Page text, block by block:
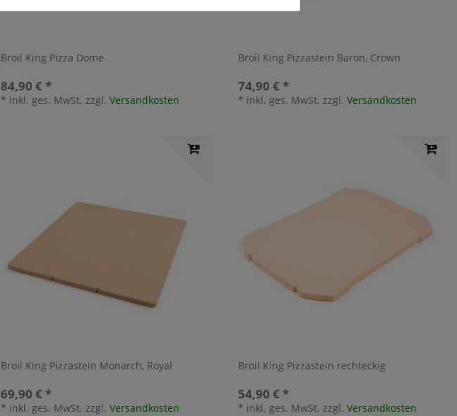
Broil King Pizza Dome
84,90 € *
* inkl. ges. MwSt. zzgl.Versandkosten
Broil King Pizzastein Baron, Crown
74,90 € *
* inkl. ges. MwSt. zzgl.Versandkosten
Broil King Pizzastein Monarch, Royal
69,90 € *
* inkl. ges. MwSt. zzgl.Versandkosten
Broil King Pizzastein rechteckig
54,90 € *
* inkl. ges. MwSt. zzgl.Versandkosten